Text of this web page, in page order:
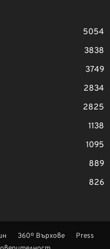
5054
3838
3749
2834
2825
1138
1095
889
826
360º Върхове
Press